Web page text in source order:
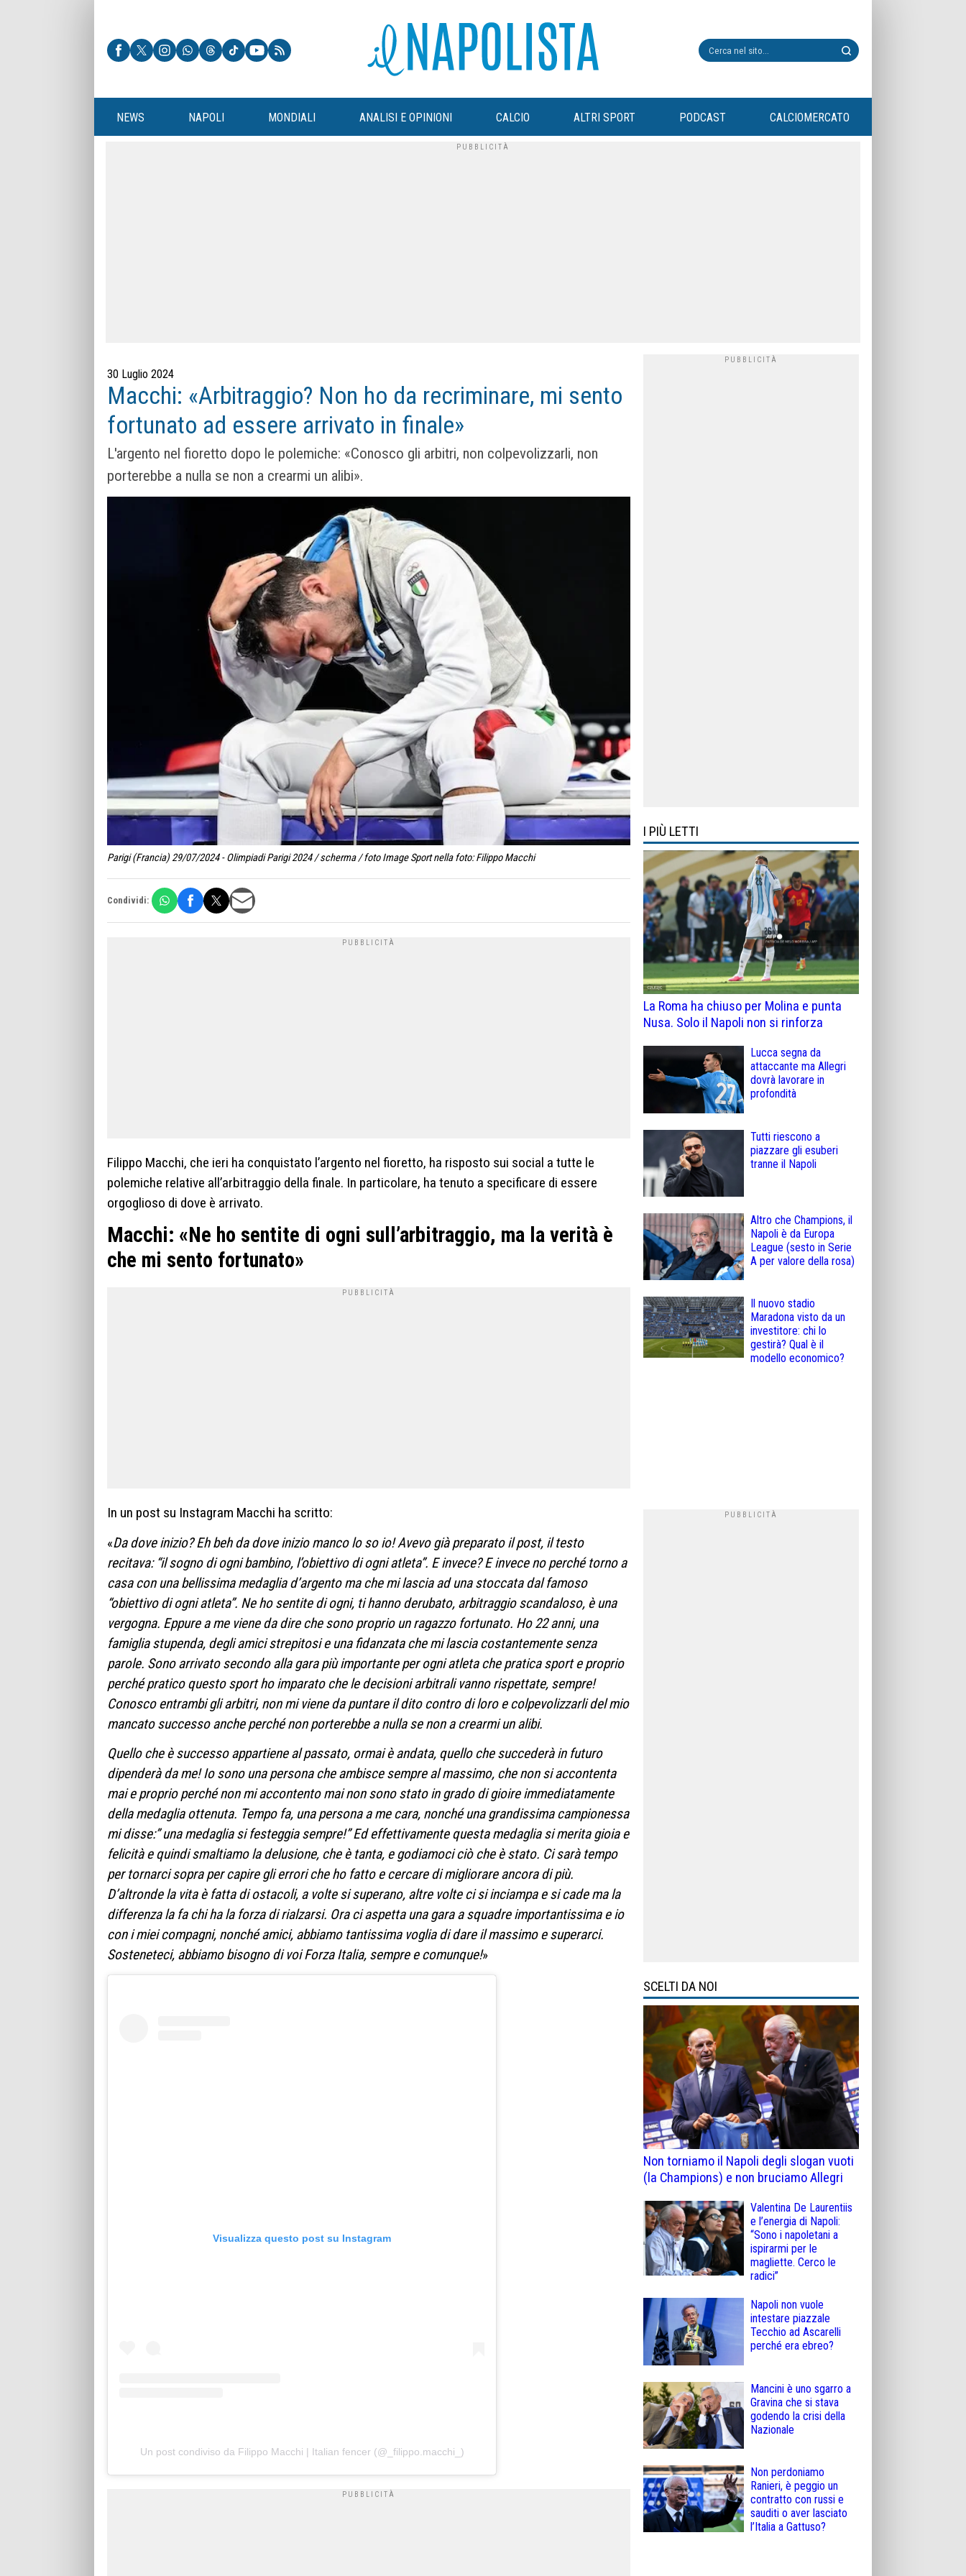
NEWS NAPOLI MONDIALI ANALISI E OPINIONI CALCIO ALTRI SPORT PODCAST CALCIOMERCATO
30 Luglio 2024
Macchi: «Arbitraggio? Non ho da recriminare, mi sento
fortunato ad essere arrivato in finale»
L'argento nel fioretto dopo le polemiche: «Conosco gli arbitri, non colpevolizzarli, non
porterebbe a nulla se non a crearmi un alibi».
Parigi (Francia) 29/07/2024 - Olimpiadi Parigi 2024 / scherma / foto Image Sport nella foto: Filippo Macchi
Condividi:
Filippo Macchi, che ieri ha conquistato l’argento nel fioretto, ha risposto sui social a tutte le
polemiche relative all’arbitraggio della finale. In particolare, ha tenuto a specificare di essere
orgoglioso di dove è arrivato.
Macchi: «Ne ho sentite di ogni sull’arbitraggio, ma la verità è
che mi sento fortunato»
In un post su Instagram Macchi ha scritto:
«Da dove inizio? Eh beh da dove inizio manco lo so io! Avevo già preparato il post, il testo
recitava: “il sogno di ogni bambino, l’obiettivo di ogni atleta”. E invece? E invece no perché torno a
casa con una bellissima medaglia d’argento ma che mi lascia ad una stoccata dal famoso
“obiettivo di ogni atleta”. Ne ho sentite di ogni, ti hanno derubato, arbitraggio scandaloso, è una
vergogna. Eppure a me viene da dire che sono proprio un ragazzo fortunato. Ho 22 anni, una
famiglia stupenda, degli amici strepitosi e una fidanzata che mi lascia costantemente senza
parole. Sono arrivato secondo alla gara più importante per ogni atleta che pratica sport e proprio
perché pratico questo sport ho imparato che le decisioni arbitrali vanno rispettate, sempre!
Conosco entrambi gli arbitri, non mi viene da puntare il dito contro di loro e colpevolizzarli del mio
mancato successo anche perché non porterebbe a nulla se non a crearmi un alibi.
Quello che è successo appartiene al passato, ormai è andata, quello che succederà in futuro
dipenderà da me! Io sono una persona che ambisce sempre al massimo, che non si accontenta
mai e proprio perché non mi accontento mai non sono stato in grado di gioire immediatamente
della medaglia ottenuta. Tempo fa, una persona a me cara, nonché una grandissima campionessa
mi disse:” una medaglia si festeggia sempre!” Ed effettivamente questa medaglia si merita gioia e
felicità e quindi smaltiamo la delusione, che è tanta, e godiamoci ciò che è stato. Ci sarà tempo
per tornarci sopra per capire gli errori che ho fatto e cercare di migliorare ancora di più.
D’altronde la vita è fatta di ostacoli, a volte si superano, altre volte ci si inciampa e si cade ma la
differenza la fa chi ha la forza di rialzarsi. Ora ci aspetta una gara a squadre importantissima e io
con i miei compagni, nonché amici, abbiamo tantissima voglia di dare il massimo e superarci.
Sosteneteci, abbiamo bisogno di voi Forza Italia, sempre e comunque!»
Visualizza questo post su Instagram
Un post condiviso da Filippo Macchi | Italian fencer (@_filippo.macchi_)
I PIÙ LETTI
La Roma ha chiuso per Molina e punta
Nusa. Solo il Napoli non si rinforza
Lucca segna da
attaccante ma Allegri
dovrà lavorare in
profondità
Tutti riescono a
piazzare gli esuberi
tranne il Napoli
Altro che Champions, il
Napoli è da Europa
League (sesto in Serie
A per valore della rosa)
Il nuovo stadio
Maradona visto da un
investitore: chi lo
gestirà? Qual è il
modello economico?
SCELTI DA NOI
Non torniamo il Napoli degli slogan vuoti
(la Champions) e non bruciamo Allegri
Valentina De Laurentiis
e l’energia di Napoli:
“Sono i napoletani a
ispirarmi per le
magliette. Cerco le
radici”
Napoli non vuole
intestare piazzale
Tecchio ad Ascarelli
perché era ebreo?
Mancini è uno sgarro a
Gravina che si stava
godendo la crisi della
Nazionale
Non perdoniamo
Ranieri, è peggio un
contratto con russi e
sauditi o aver lasciato
l’Italia a Gattuso?